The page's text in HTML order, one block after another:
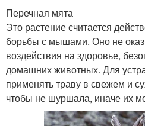
Перечная мята
Это растение считается
борьбы с мышами. Оно не
воздействия на здоровье,
домашних животных. Для
применять траву в свежем и
чтобы не шуршала, иначе их